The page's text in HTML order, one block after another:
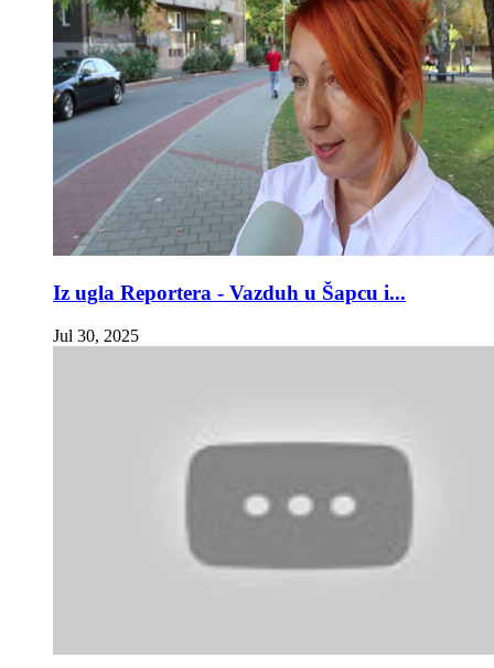
Iz ugla Reportera - Vazduh u Šapcu i...
Jul 30, 2025